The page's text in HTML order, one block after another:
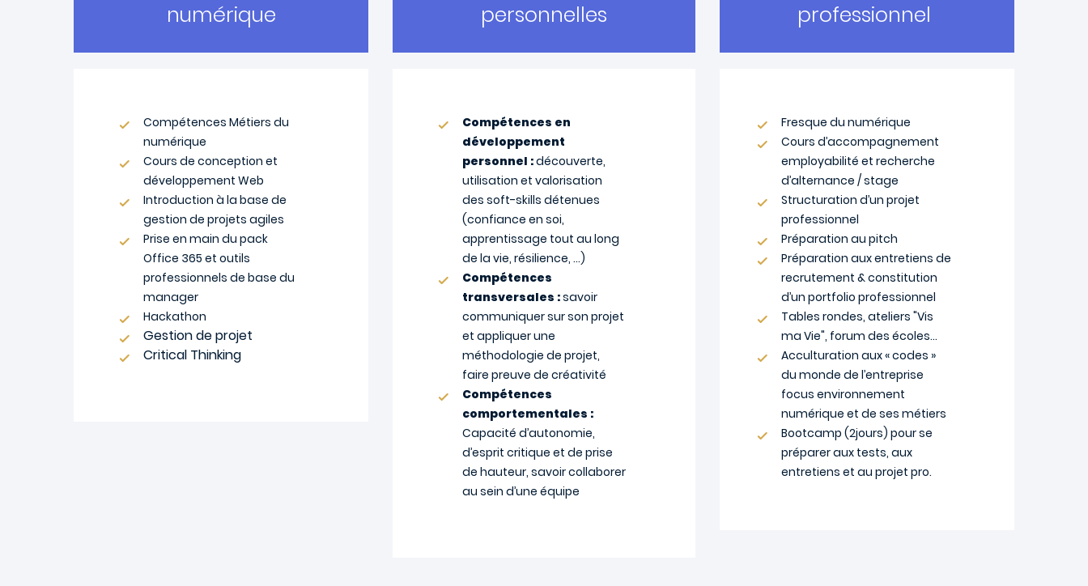
numérique
Compétences Métiers du
numérique
Cours de conception et
développement Web
Introduction à la base de
gestion de projets agiles
Prise en main du pack
Office 365 et outils
professionnels de base du
manager
Hackathon
Gestion de projet
Critical Thinking
personnelles
Compétences en
développement
personnel :découverte,
utilisation et valorisation
des soft-skills détenues
(confiance en soi,
apprentissage tout au long
de la vie, résilience, …)
Compétences
transversales :savoir
communiquer sur son projet
et appliquer une
méthodologie de projet,
faire preuve de créativité
Compétences
comportementales :
Capacité d’autonomie,
d’esprit critique et de prise
de hauteur, savoir collaborer
au sein d’une équipe
professionnel
Fresque du numérique​
Cours d’accompagnement
employabilité et recherche
d’alternance / stage​
Structuration d’un projet
professionnel ​
Préparation au pitch ​
Préparation aux entretiens de
recrutement & constitution
d’un portfolio professionnel​
Tables rondes, ateliers "Vis
ma Vie", forum des écoles…​
Acculturation aux « codes »
du monde de l’entreprise
focus environnement
numérique et de ses métiers
Bootcamp (2jours) pour se
préparer aux tests, aux
entretiens et au projet pro.